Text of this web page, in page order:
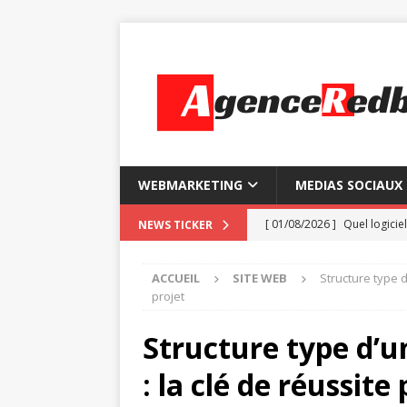
WEBMARKETING MEDIAS SOCIAUX
NEWS TICKER [ 01/08/2026 ] Quel
[ 24/07/2026 ] Les 7
[ 05/08/2026 ]
ACCUEIL SITE WEB
Structure type
projet
Structure type
: la clé de